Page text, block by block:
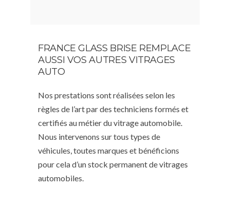
FRANCE GLASS BRISE REMPLACE
AUSSI VOS AUTRES VITRAGES
AUTO
Nos prestations sont réalisées selon les
règles de l’art par des techniciens formés et
certifiés au métier du vitrage automobile.
Nous intervenons sur tous types de
véhicules, toutes marques et bénéficions
pour cela d’un stock permanent de vitrages
automobiles.